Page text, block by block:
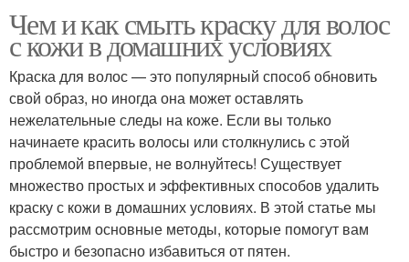
Чем и как смыть краску для волос
с кожи в домашних условиях
Краска для волос — это популярный способ обновить
свой образ, но иногда она может оставлять
нежелательные следы на коже. Если вы только
начинаете красить волосы или столкнулись с этой
проблемой впервые, не волнуйтесь! Существует
множество простых и эффективных способов удалить
краску с кожи в домашних условиях. В этой статье мы
рассмотрим основные методы, которые помогут вам
быстро и безопасно избавиться от пятен.